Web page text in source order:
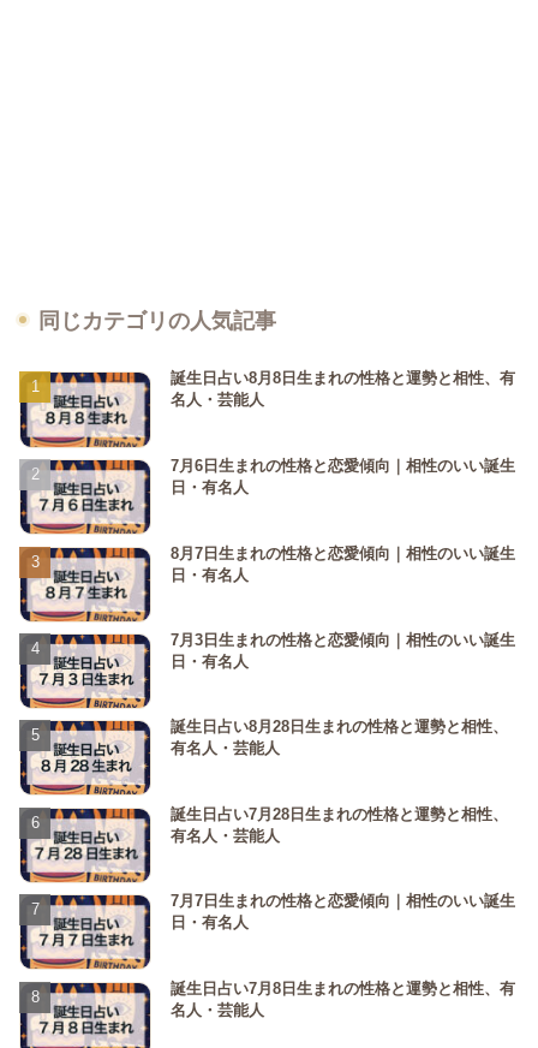
同じカテゴリの人気記事
誕生日占い8月8日生まれの性格と運勢と相性、有
名人・芸能人
7月6日生まれの性格と恋愛傾向｜相性のいい誕生
日・有名人
8月7日生まれの性格と恋愛傾向｜相性のいい誕生
日・有名人
7月3日生まれの性格と恋愛傾向｜相性のいい誕生
日・有名人
誕生日占い8月28日生まれの性格と運勢と相性、
有名人・芸能人
誕生日占い7月28日生まれの性格と運勢と相性、
有名人・芸能人
7月7日生まれの性格と恋愛傾向｜相性のいい誕生
日・有名人
誕生日占い7月8日生まれの性格と運勢と相性、有
名人・芸能人